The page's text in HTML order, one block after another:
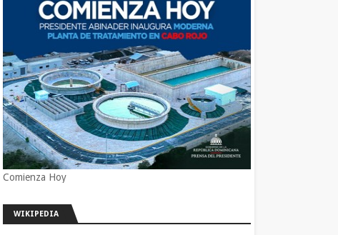
Comienza Hoy
WIKIPEDIA